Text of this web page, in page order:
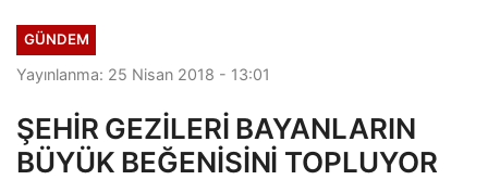
GÜNDEM
Yayınlanma: 25 Nisan 2018 - 13:01
ŞEHİR GEZİLERİ BAYANLARIN
BÜYÜK BEĞENİSİNİ TOPLUYOR